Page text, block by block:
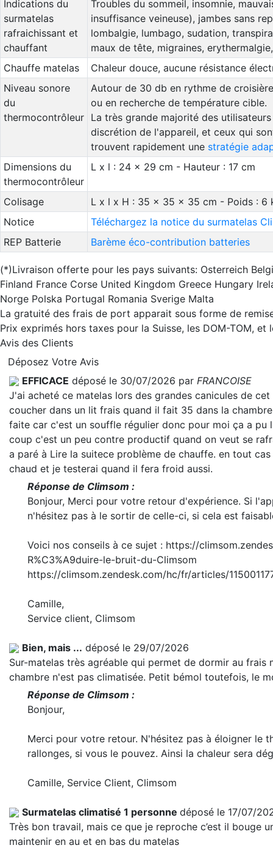
Indications du
surmatelas
rafraichissant et
chauffant
Troubles du sommeil, insomnie,
insuffisance veineuse), jambes sans
lombalgie, lumbago, sudation,
maux de tête, migraines,
Chauffe matelas
Chaleur douce, aucune résistance
Niveau sonore
du
thermocontrôleur
Autour de 30 db en rythme de
ou en recherche de température cible.
La très grande majorité des
discrétion de l'appareil, et ceux qui
trouvent rapidement une stratégie
Dimensions du
thermocontrôleur
L x l : 24 x 29 cm - Hauteur : 17 cm
Colisage
L x l x H : 35 x 35 x 35 cm - Poids : 6
Notice
Téléchargez la notice du surmatelas
REP Batterie
Barème éco-contribution batteries
(*)Livraison offerte pour les pays suivants: Osterreich
Finland France Corse United Kingdom Greece Hungary
Norge Polska Portugal Romania Sverige Malta
La gratuité des frais de port apparait sous forme de
Prix exprimés hors taxes pour la Suisse, les DOM-TOM,
Avis des Clients
Déposez Votre Avis
EFFICACE déposé le 30/07/2026 par FRANCOISE
J'ai acheté ce matelas lors des grandes canicules de
coucher dans un lit frais quand il fait 35 dans la
faite car c'est un souffle régulier donc pour moi ça a
coup c'est un peu contre productif quand on veut se
a paré à Lire la suitece problème de chauffe. en tout
chaud et je testerai quand il fera froid aussi.
Réponse de Climsom :
Bonjour, Merci pour votre retour d'expérience. Si
n'hésitez pas à le sortir de celle-ci, si cela est
Voici nos conseils à ce sujet : https://
R%C3%A9duire-le-bruit-du-Climsom
https://climsom.zendesk.com/hc/fr/articles/
Camille,
Service client, Climsom
Bien, mais ... déposé le 29/07/2026
Sur-matelas très agréable qui permet de dormir au
chambre n'est pas climatisée. Petit bémol toutefois, le
Réponse de Climsom :
Bonjour,
Merci pour votre retour. N'hésitez pas à éloigner le
rallonges, si vous le pouvez. Ainsi la chaleur sera
Camille, Service Client, Climsom
Surmatelas climatisé 1 personne déposé le 17/07/
Très bon travail, mais ce que je reproche c’est il bouge
maintenir en au et en bas du matelas